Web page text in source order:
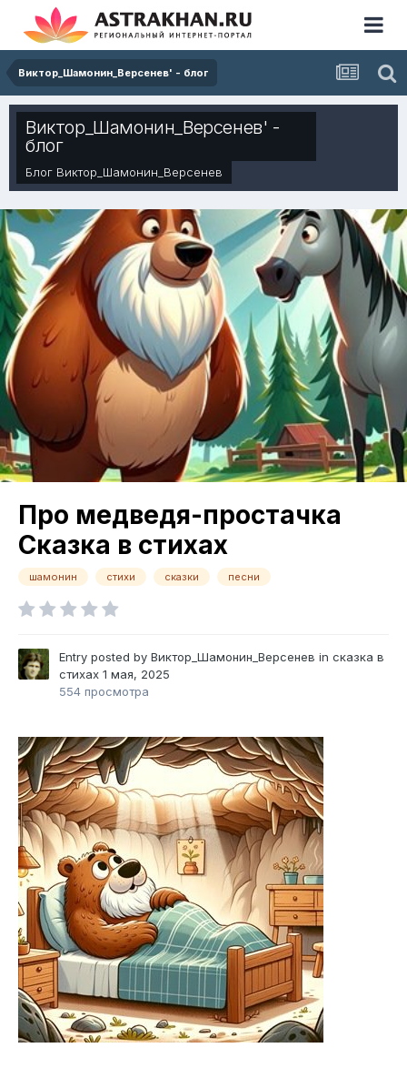
Виктор_Шамонин_Версенев' - блог
Виктор_Шамонин_Версенев' -
блог
Блог Виктор_Шамонин_Версенев
Про медведя-простачка
Сказка в стихах
шамонин стихи сказки песни
Entry posted by Виктор_Шамонин_Версенев in сказка в
стихах 1 мая, 2025
554 просмотра